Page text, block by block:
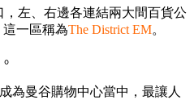
，左、右邊各連結兩大間百貨公
這一區稱為The District EM。
為曼谷購物中心當中，最讓人